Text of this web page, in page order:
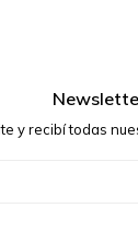
y recibí todas